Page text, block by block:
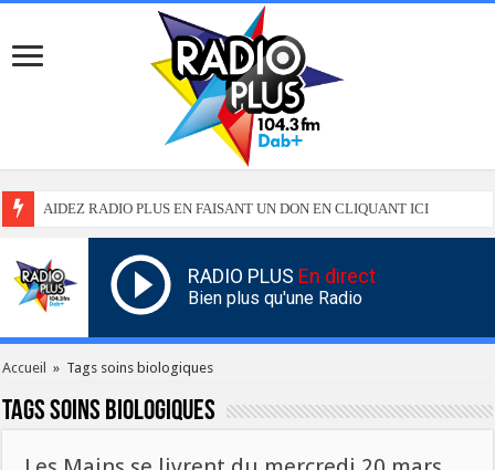
AIDEZ RADIO PLUS EN FAISANT UN DON EN CLIQUANT ICI
RADIO PLUS En direct
Bien plus qu'une Radio
Accueil » Tags soins biologiques
Tagssoins biologiques